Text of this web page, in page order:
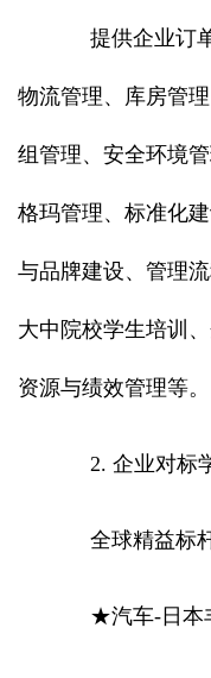
提供企业订
物流管理、库房管
组管理、安全环境
格玛管理、标准化
与品牌建设、管理
大中院校学生培训
资源与绩效管理等。
2. 企业对标
全球精益标
★汽车-日本